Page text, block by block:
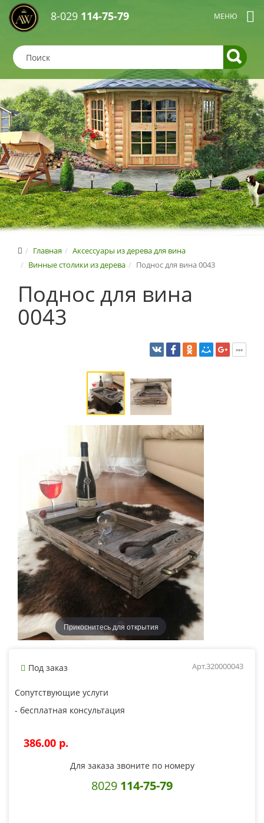
8-029 114-75-79
Главная
Аксессуары из дерева для вина
Винные столики из дерева
Поднос для вина 0043
Поднос для вина
0043
Прикоснитесь для открытия
Под заказ Арт.320000043
Сопутствующие услуги
- бесплатная консультация
386.00 p.
Для заказа звоните по номеру
8029 114-75-79